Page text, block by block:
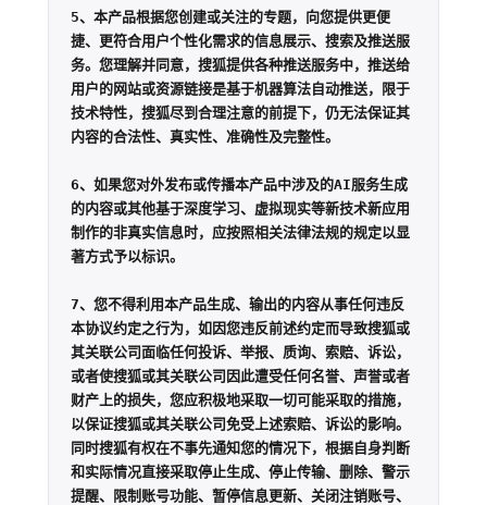
5、本产品根据您创建或关注的专题，向您提供更便
捷、更符合用户个性化需求的信息展示、搜索及推送服
务。您理解并同意，搜狐提供各种推送服务中，推送给
用户的网站或资源链接是基于机器算法自动推送，限于
技术特性，搜狐尽到合理注意的前提下，仍无法保证其
内容的合法性、真实性、准确性及完整性。
6、如果您对外发布或传播本产品中涉及的AI服务生成
的内容或其他基于深度学习、虚拟现实等新技术新应用
制作的非真实信息时，应按照相关法律法规的规定以显
著方式予以标识。
7、您不得利用本产品生成、输出的内容从事任何违反
本协议约定之行为，如因您违反前述约定而导致搜狐或
其关联公司面临任何投诉、举报、质询、索赔、诉讼，
或者使搜狐或其关联公司因此遭受任何名誉、声誉或者
财产上的损失，您应积极地采取一切可能采取的措施，
以保证搜狐或其关联公司免受上述索赔、诉讼的影响。
同时搜狐有权在不事先通知您的情况下，根据自身判断
和实际情况直接采取停止生成、停止传输、删除、警示
提醒、限制账号功能、暂停信息更新、关闭注销账号、